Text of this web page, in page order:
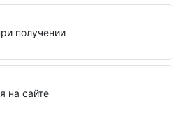
получении
на сайте